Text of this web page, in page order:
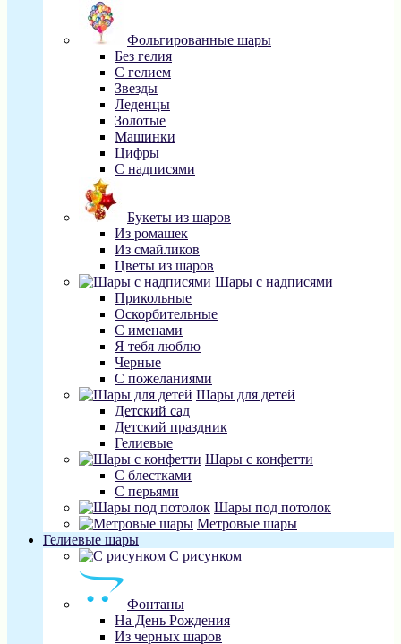
Фольгированные шары
Без гелия
С гелием
Звезды
Леденцы
Золотые
Машинки
Цифры
С надписями
Букеты из шаров
Из ромашек
Из смайликов
Цветы из шаров
Шары с надписями
Прикольные
Оскорбительные
С именами
Я тебя люблю
Черные
С пожеланиями
Шары для детей
Детский сад
Детский праздник
Гелиевые
Шары с конфетти
С блестками
С перьями
Шары под потолок
Метровые шары
Гелиевые шары
С рисунком
Фонтаны
На День Рождения
Из черных шаров